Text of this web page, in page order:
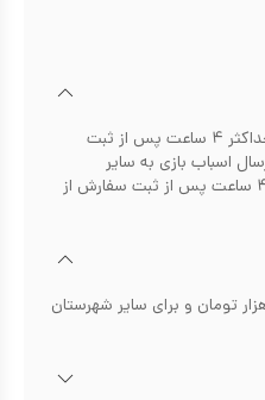
ارسال اسباب بازی در شهر تهران، حداکثر ۴ ساعت پس از ثبت
اسباب بازی به سایر
شهرستان ها، حداکثر بین ۲۴ تا ۴۸ ساعت پس از ثبت سفارش از
ارسال برای شهر تهران ۲۰۰ هزار تومان و برای سایر شهرستان